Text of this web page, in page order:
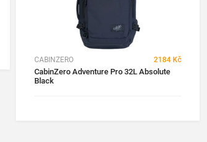
CABINZERO 2184 Kč
CabinZero Adventure Pro 32L Absolute
Black